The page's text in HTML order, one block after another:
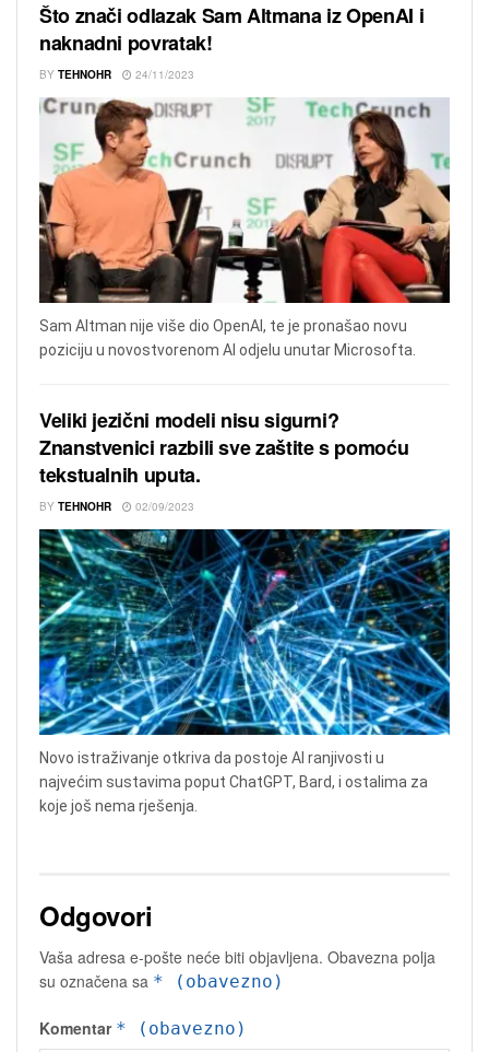
Što znači odlazak Sam Altmana iz OpenAI i
naknadni povratak!
BY TEHNOHR 24/11/2023
Sam Altman nije više dio OpenAI, te je pronašao novu
poziciju u novostvorenom AI odjelu unutar Microsofta.
Veliki jezični modeli nisu sigurni?
Znanstvenici razbili sve zaštite s pomoću
tekstualnih uputa.
BY TEHNOHR 02/09/2023
Novo istraživanje otkriva da postoje AI ranjivosti u
najvećim sustavima poput ChatGPT, Bard, i ostalima za
koje još nema rješenja.
Odgovori
Vaša adresa e-pošte neće biti objavljena. Obavezna polja
su označena sa * (obavezno)
Komentar * (obavezno)